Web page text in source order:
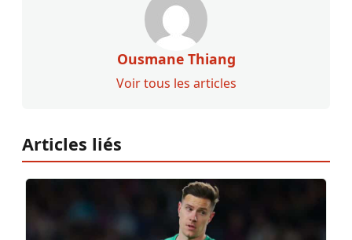
Ousmane Thiang
Voir tous les articles
Articles liés